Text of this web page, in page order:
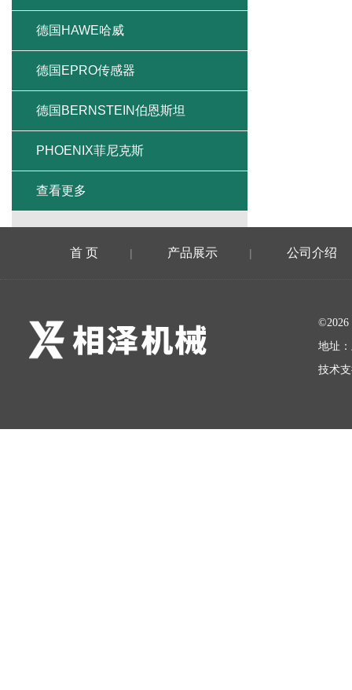
德国HAWE哈威
德国EPRO传感器
德国BERNSTEIN伯恩斯坦
PHOENIX菲尼克斯
查看更多
首 页 | 产品展示 | 公司介绍
地址
技术